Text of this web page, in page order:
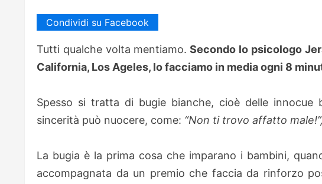
Condividi su Facebook
Tutti qualche volta mentiamo. Secondo lo psicologo
California, Los Ageles, lo facciamo in media ogni 8
Spesso si tratta di bugie bianche, cioè delle innocue
sincerità può nuocere, come: “Non ti trovo affatto
La bugia è la prima cosa che imparano i bambini,
accompagnata da un premio che faccia da rinforzo